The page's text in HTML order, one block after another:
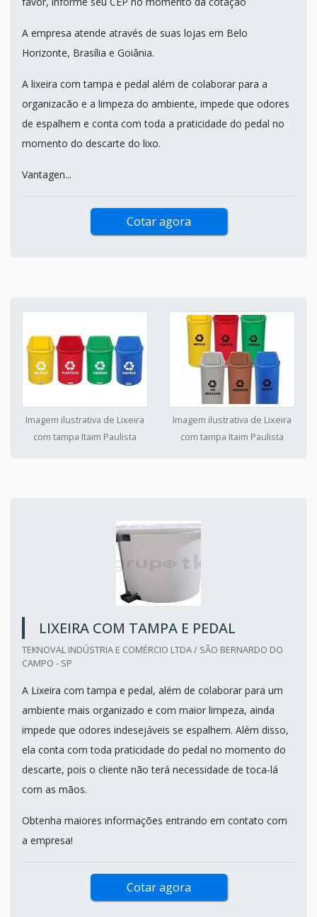
A empresa atende através de suas lojas em Belo
Horizonte, Brasília e Goiânia.
A lixeira com tampa e pedal além de colaborar para a
organizacão e a limpeza do ambiente, impede que odores
de espalhem e conta com toda a praticidade do pedal no
momento do descarte do lixo.
Vantagen...
Cotar agora
Imagem ilustrativa de Lixeira
com tampa Itaim Paulista
Imagem ilustrativa de Lixeira
com tampa Itaim Paulista
LIXEIRA COM TAMPA E PEDAL
TEKNOVAL INDÚSTRIA E COMÉRCIO LTDA / SÃO BERNARDO DO
CAMPO - SP
A Lixeira com tampa e pedal, além de colaborar para um
ambiente mais organizado e com maior limpeza, ainda
impede que odores indesejáveis se espalhem. Além disso,
ela conta com toda praticidade do pedal no momento do
descarte, pois o cliente não terá necessidade de toca-lá
com as mãos.
Obtenha maiores informações entrando em contato com
a empresa!
Cotar agora